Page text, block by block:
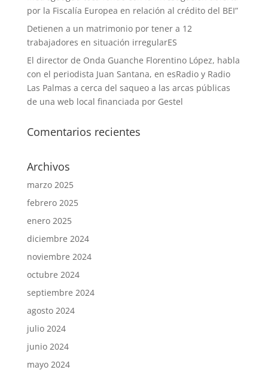
por la Fiscalía Europea en relación al crédito del BEI”
Detienen a un matrimonio por tener a 12
trabajadores en situación irregularES
El director de Onda Guanche Florentino López, habla
con el periodista Juan Santana, en esRadio y Radio
Las Palmas a cerca del saqueo a las arcas públicas
de una web local financiada por Gestel
Comentarios recientes
Archivos
marzo 2025
febrero 2025
enero 2025
diciembre 2024
noviembre 2024
octubre 2024
septiembre 2024
agosto 2024
julio 2024
junio 2024
mayo 2024